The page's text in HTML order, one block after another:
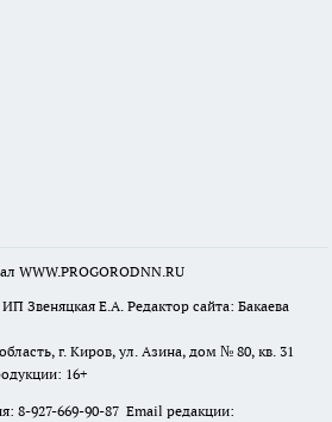
WWW.PROGORODNN.RU
Звеняцкая Е.А. Редактор сайта: Бакаева
г. Киров, ул. Азина, дом № 80, кв. 31
16+
8-927-669-90-87 Email редакции: